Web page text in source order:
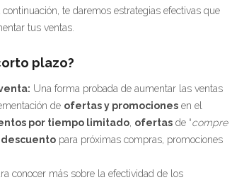
continuación, te daremos estrategias efectivas que
tus ventas.
plazo?
Una forma probada de aumentar las ventas
de ofertas y promociones en el
por tiempo limitado ofertas de “compre
para próximas compras, promociones
conocer más sobre la efectividad de los